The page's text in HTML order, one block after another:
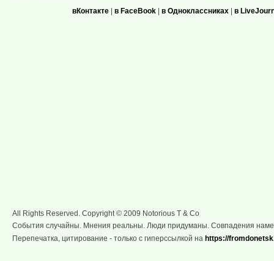
вКонтакте | в FaceBook | в Одноклассниках | в
All Rights Reserved. Copyright © 2009 Notorious T & Co
События случайны. Мнения реальны. Люди придуманы. Совпадения
Перепечатка, цитирование - только с гиперссылкой на https://